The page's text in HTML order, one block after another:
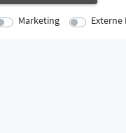
Marketing Externe